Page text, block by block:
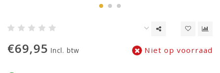
€69,95 Incl. btw Niet op voorraad